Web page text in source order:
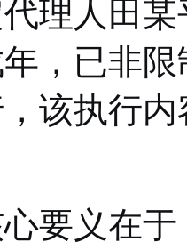
理人田
，已非
该执行
要义在